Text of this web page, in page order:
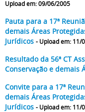
Upload em: 09/06/2005
Pauta para a 17ª
demais Áreas
Jurídicos - Upload em: 11/
Resultado da 56ª CT
Conservação e demais
Convite para a 17ª
demais Áreas
Jurídicos - Upload em: 11/